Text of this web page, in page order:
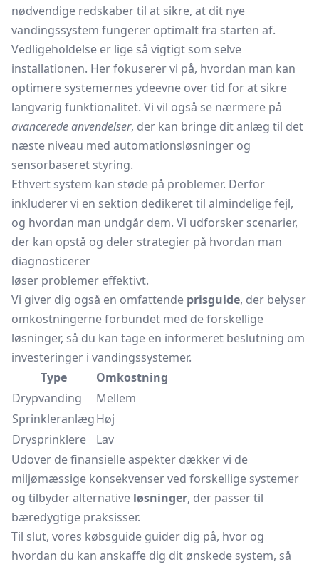
nødvendige redskaber til at sikre, at dit nye
vandingssystem fungerer optimalt fra starten af.
Vedligeholdelse er lige så vigtigt som selve
installationen. Her fokuserer vi på, hvordan man kan
optimere systemernes ydeevne over tid for at sikre
langvarig funktionalitet. Vi vil også se nærmere på
avancerede anvendelser, der kan bringe dit anlæg til det
næste niveau med automationsløsninger og
sensorbaseret styring.
Ethvert system kan støde på problemer. Derfor
inkluderer vi en sektion dedikeret til almindelige fejl,
og hvordan man undgår dem. Vi udforsker scenarier,
der kan opstå og deler strategier på hvordan man
diagnosticerer
løser problemer effektivt.
Vi giver dig også en omfattende prisguide, der belyser
omkostningerne forbundet med de forskellige
løsninger, så du kan tage en informeret beslutning om
investeringer i vandingssystemer.
Type
Omkostning
Drypvanding
Mellem
SprinkleranlægHøj
Drysprinklere
Lav
Udover de finansielle aspekter dækker vi de
miljømæssige konsekvenser ved forskellige systemer
og tilbyder alternative løsninger, der passer til
bæredygtige praksisser.
Til slut, vores købsguide guider dig på, hvor og
hvordan du kan anskaffe dig dit ønskede system, så